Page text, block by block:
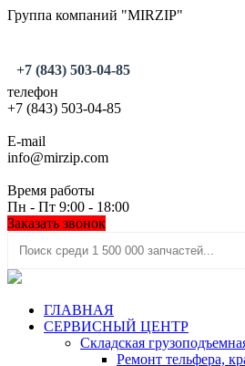
Группа компаний "MIRZIP"
+7 (843) 503-04-85
телефон
+7 (843) 503-04-85
E-mail
info@mirzip.com
Время работы
Пн - Пт 9:00 - 18:00
Заказать звонок
ГЛАВНАЯ
СЕРВИСНЫЙ ЦЕНТР
Складская
Ремонт тельфера,